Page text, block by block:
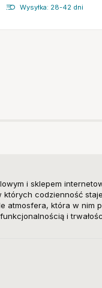
Wysyłka: 28-42 dni
i sklepem
codzienność
która w nim
i